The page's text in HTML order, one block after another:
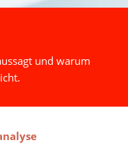
und warum